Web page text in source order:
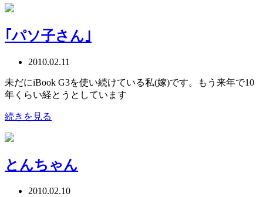
｢パソ子さん｣
2010.02.11
未だにiBook G3を使い続けている私(嫁)です。もう来年で10
年くらい経とうとしています
続きを見る
とんちゃん
2010.02.10